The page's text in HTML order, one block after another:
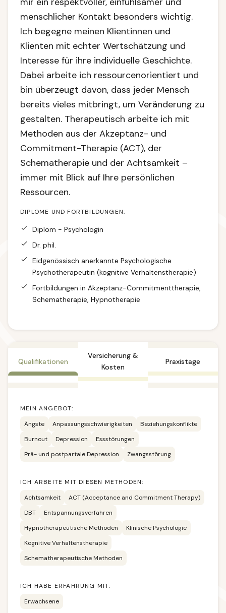
menschlicher Kontakt besonders wichtig.
Ich begegne meinen Klientinnen und
Klienten mit echter Wertschätzung und
Interesse für ihre individuelle Geschichte.
Dabei arbeite ich ressourcenorientiert und
bin überzeugt davon, dass jeder Mensch
bereits vieles mitbringt, um Veränderung zu
gestalten. Therapeutisch arbeite ich mit
Methoden aus der Akzeptanz- und
Commitment-Therapie (ACT), der
Schematherapie und der Achtsamkeit –
immer mit Blick auf Ihre persönlichen
Ressourcen.
DIPLOME UND FORTBILDUNGEN:
Diplom - Psychologin
Dr. phil.
Eidgenössisch anerkannte Psychologische
Psychotherapeutin (kognitive Verhaltenstherapie)
Fortbildungen in Akzeptanz-Commitmenttherapie,
Schematherapie, Hypnotherapie
Qualifikationen
Versicherung &
Kosten
Praxistage
MEIN ANGEBOT:
Ängste
Anpassungsschwierigkeiten
Beziehungskonflikte
Burnout
Depression
Essstörungen
Prä- und postpartale Depression
Zwangsstörung
ICH ARBEITE MIT DIESEN METHODEN:
Achtsamkeit
ACT (Acceptance and Commitment Therapy)
DBT
Entspannungsverfahren
Hypnotherapeutische Methoden
Klinische Psychologie
Kognitive Verhaltenstherapie
Schematherapeutische Methoden
ICH HABE ERFAHRUNG MIT:
Erwachsene